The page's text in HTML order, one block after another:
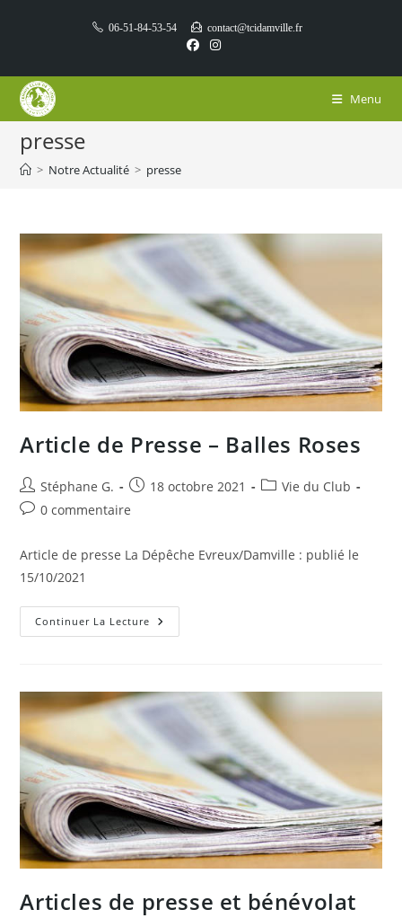
06-51-84-53-54 contact@tcidamville.fr
Menu
presse
> Notre Actualité > presse
Article de Presse – Balles Roses
Auteur/autrice
de
Stéphane G.
Publication
publiée :
18 octobre 2021
PostVie du Club
Commentaires
publication :
0 commentaire
Article de presse La Dépêche Evreux/Damville : publié le
15/10/2021
Continuer La Lecture Article
De
Articles de presse et bénévolat